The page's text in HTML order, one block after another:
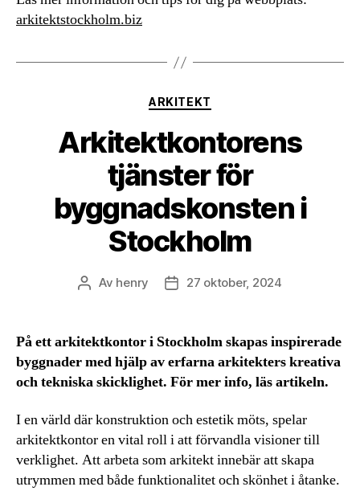
arkitektstockholm.biz
Kategorier
ARKITEKT
Arkitektkontorens
tjänster för
byggnadskonsten i
Stockholm
Inläggsförfattare
Av henry Inläggsdatum
27 oktober, 2024
På ett arkitektkontor i Stockholm skapas inspirerade
byggnader med hjälp av erfarna arkitekters kreativa
och tekniska skicklighet. För mer info, läs artikeln.
I en värld där konstruktion och estetik möts, spelar
arkitektkontor en vital roll i att förvandla visioner till
verklighet. Att arbeta som arkitekt innebär att skapa
utrymmen med både funktionalitet och skönhet i åtanke.